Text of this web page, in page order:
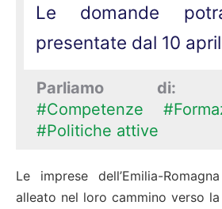
Le domande
presentate dal 10
Parliamo di:
#Competenze
#Politiche attive
Le imprese dell’Emilia-
alleato nel loro cammino verso